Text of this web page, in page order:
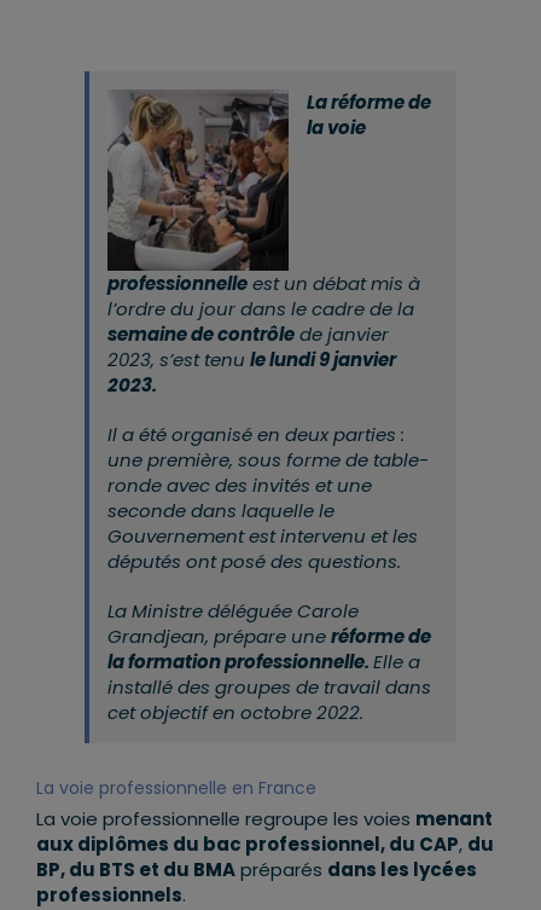
La réforme de
la voie
professionnelleest un débat mis à
l’ordre du jourdans le cadre de la
semaine de contrôlede janvier
2023, s’est tenu le lundi 9 janvier
2023.
Il a été organiséen deux parties :
une première, sous forme de table-
ronde avec des invités et une
seconde dans laquelle le
Gouvernement est intervenu et les
députés ont posé des questions.
La Ministre déléguée Carole
Grandjean, prépare uneréforme de
la formation professionnelle.Elle a
installé des groupes de travail dans
cet objectif en octobre 2022.
La voie professionnelle en France
La voie professionnelle regroupe les voies menant
aux diplômes du bac professionnel, du CAP, du
BP, du BTS et du BMApréparés dans les lycées
professionnels.